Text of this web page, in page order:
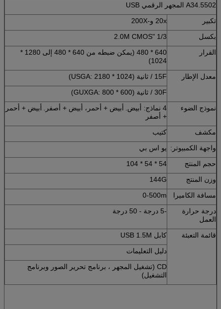
A34.5502 المجهر الرقمي USB
تكبير
20x و-200X
بكسل
1/3 "2.0M CMOS
القرار
640 * 480 (يمكن ضبطه من 640 * 480 إلى 1280 *
1024)
معدل الإطار
15F / ثانية (USGA: 2180 * 1024)
30F / ثانية (GUXGA: 800 * 600)
نموذج الضوء
4 نماذج: أبيض. أبيض + أحمر، أبيض + أصفر.
أبيض + أحمر
+ أصفر
مكشف
كتيب
واجهة الكمبيوتر: يو اس بي
حجم المنتج
54 * 54 * 104
وزن المنتج
144G
مسافة الكاميرا
0-500m
درجة حرارة
العمل
-5 درجة - 50 درجة
قائمة التعبئة
كابل USB 1.5M
دليل التعليمات
CD (تشغيل المجهر ، برنامج تحرير الصور وبرنامج
التشغيل)